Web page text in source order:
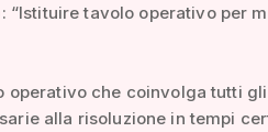
“Istituire tavolo operativo per
operativo che coinvolga tutti
alla risoluzione in tempi